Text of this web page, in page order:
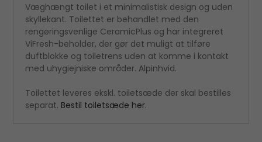
Væghængt toilet i et minimalistisk design og uden
skyllekant. Toilettet er behandlet med den
rengøringsvenlige CeramicPlus og har integreret
ViFresh-beholder, der gør det muligt at tilføre
duftblokke og toiletrens uden at komme i kontakt
med uhygiejniske områder. Alpinhvid.
Toilettet leveres ekskl. toiletsæde der skal bestilles
separat. Bestil toiletsæde her.